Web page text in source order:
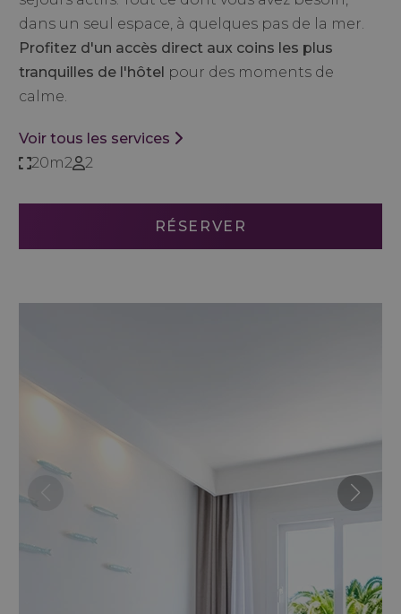
dans un seul espace, à quelques pas de la mer.
Profitez d'un accès direct aux coins les plus
tranquilles de l'hôtel pour des moments de
calme.
Voir tous les services
20m2
2
RÉSERVER